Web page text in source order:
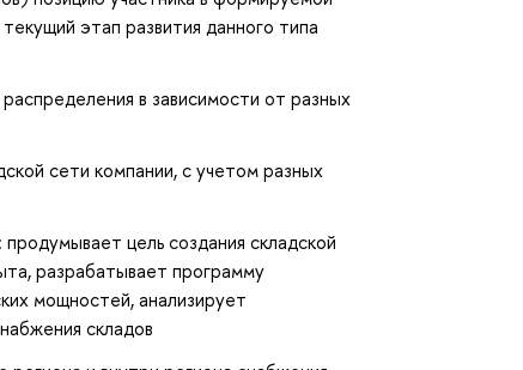
этап развития данного типа
в зависимости от разных
сети компании, с учетом разных
цель создания складской
разрабатывает программу
мощностей, анализирует
складов